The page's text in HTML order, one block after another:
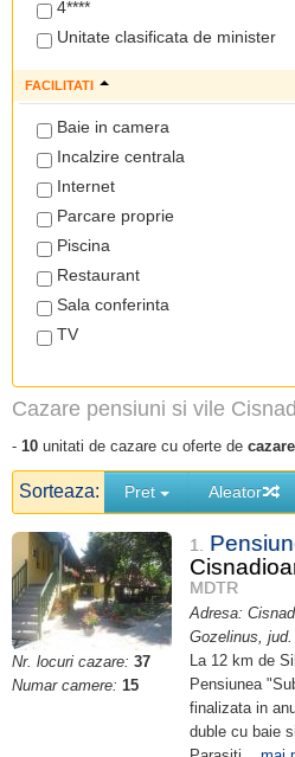
4****
Unitate clasificata de minister
FACILITATI
Baie in camera
Incalzire centrala
Internet
Parcare proprie
Piscina
Restaurant
Sala conferinta
TV
Cazare pensiuni si vile
- 10 unitati de cazare cu oferte de
Sorteaza: Pret Aleator
Nr. locuri cazare: 37
Numar camere: 15
1.
MDTR
Adresa:
Gozelinus,
La 12 km de
Pensiunea
finalizata in
duble cu baie